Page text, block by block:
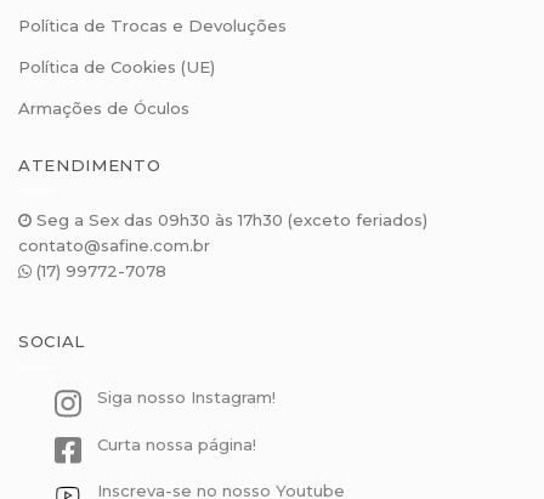
Política de Trocas e Devoluções
Política de Cookies (UE)
Armações de Óculos
ATENDIMENTO
Seg a Sex das 09h30 às 17h30 (exceto feriados)
contato@safine.com.br
(17) 99772-7078
SOCIAL
Siga nosso Instagram!
Curta nossa página!
Inscreva-se no nosso Youtube